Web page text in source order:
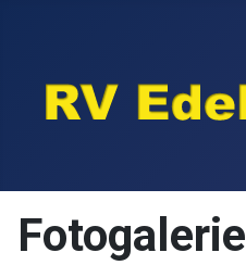
Fotogalerie